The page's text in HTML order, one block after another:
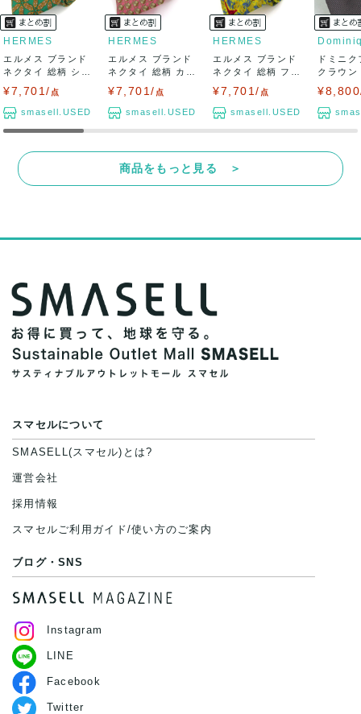
HERMES
エルメス ブランド
ネクタイ 総柄 シェ
ーヌダンク...
¥7,701/ 点
smasell.USED
HERMES
エルメス ブランド
ネクタイ 総柄 カデ
ナ柄 シル...
¥7,701/ 点
smasell.USED
HERMES
エルメス ブランド
ネクタイ 総柄 フル
ーツ 鳥 ...
¥7,701/ 点
smasell.USED
ドミニ
クラウン
ブラン
商品をもっと見る ＞
スマセルについて
SMASELL(スマセル)とは?
運営会社
採用情報
スマセルご利用ガイド/使い方のご案内
ブログ・SNS
Instagram
LINE
Facebook
Twitter